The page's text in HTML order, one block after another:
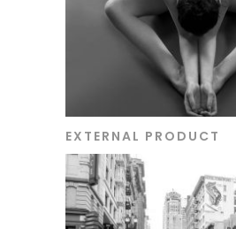
ADD TO CART
EXTERNAL PRODUCT